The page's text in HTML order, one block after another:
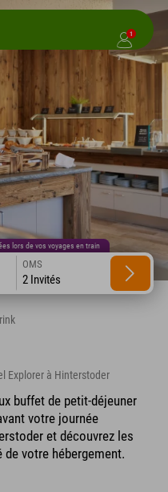
1
lors de vos voyages en train
OMS
2 Invités
Explorer à Hinterstoder
buffet de petit-déjeuner
votre journée
et découvrez les
votre hébergement.